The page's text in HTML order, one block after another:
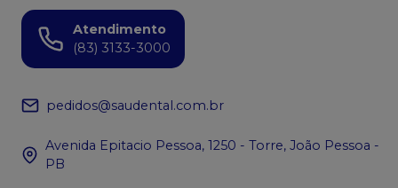
Atendimento
(83) 3133-3000
pedidos@saudental.com.br
Avenida Epitacio Pessoa, 1250 - Torre, João Pessoa -
PB